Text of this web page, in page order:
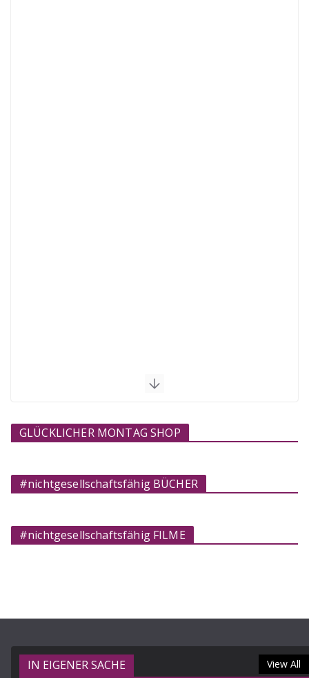
GLÜCKLICHER MONTAG SHOP
#nichtgesellschaftsfähig BÜCHER
#nichtgesellschaftsfähig FILME
IN EIGENER SACHE View All